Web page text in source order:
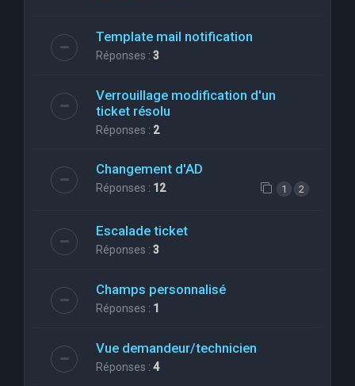
Template mail notification
Réponses : 3
Verrouillage modification d'un
ticket résolu
Réponses : 2
Changement d'AD
Réponses : 12 1 2
Escalade ticket
Réponses : 3
Champs personnalisé
Réponses : 1
Vue demandeur/technicien
Réponses : 4